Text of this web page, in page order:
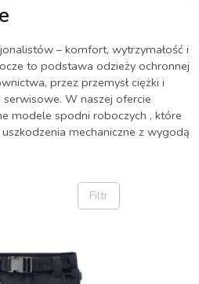
– komfort, wytrzymałość i
to podstawa odzieży ochronnej
przez przemysł ciężki i
serwisowe. W naszej ofercie
modele spodni roboczych , które
mechaniczne z wygodą
Filtr